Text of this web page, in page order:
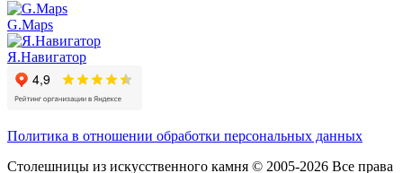
G.Maps
Я.Навигатор
Политика в отношении обработки персональных данных
Столешницы из искусственного камня © 2005-2026 Все права